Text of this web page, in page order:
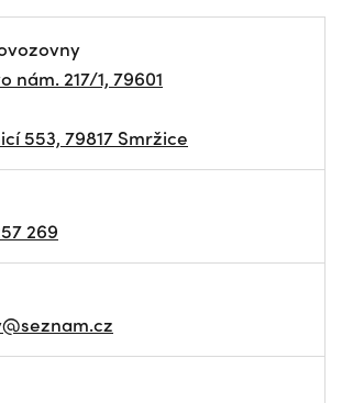
nám. 217/1, 79601
553, 79817 Smržice
269